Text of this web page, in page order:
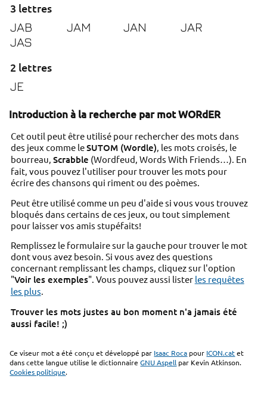
3 lettres
JAB JAM JAN
JAR
JAS
2 lettres
JE
Introduction à la recherche par mot WORdER
Cet outil peut être utilisé pour rechercher des mots dans
des jeux comme leSUTOM (Wordle) , les mots croisés, le
bourreau, Scrabble (Wordfeud, Words With Friends…). En
fait, vous pouvez l'utiliser pour trouver les mots pour
écrire des chansons qui riment ou des poèmes.
Peut être utilisé comme un peu d'aide si vous vous trouvez
bloqués dans certains de ces jeux, ou tout simplement
pour laisser vos amis stupéfaits!
Remplissez le formulaire sur la gauche pour trouver le mot
dont vous avez besoin. Si vous avez des questions
concernant remplissant les champs, cliquez sur l'option
"Voir les exemples". Vous pouvez aussi lister les requêtes
les plus.
Trouver les mots justes au bon moment n'a jamais été
aussi facile! ;)
Ce viseur mot a été conçu et développé par Isaac Roca pour ICON.catet
dans cette langue utilise le dictionnaireGNU Aspell par Kevin Atkinson.
Cookies politique.